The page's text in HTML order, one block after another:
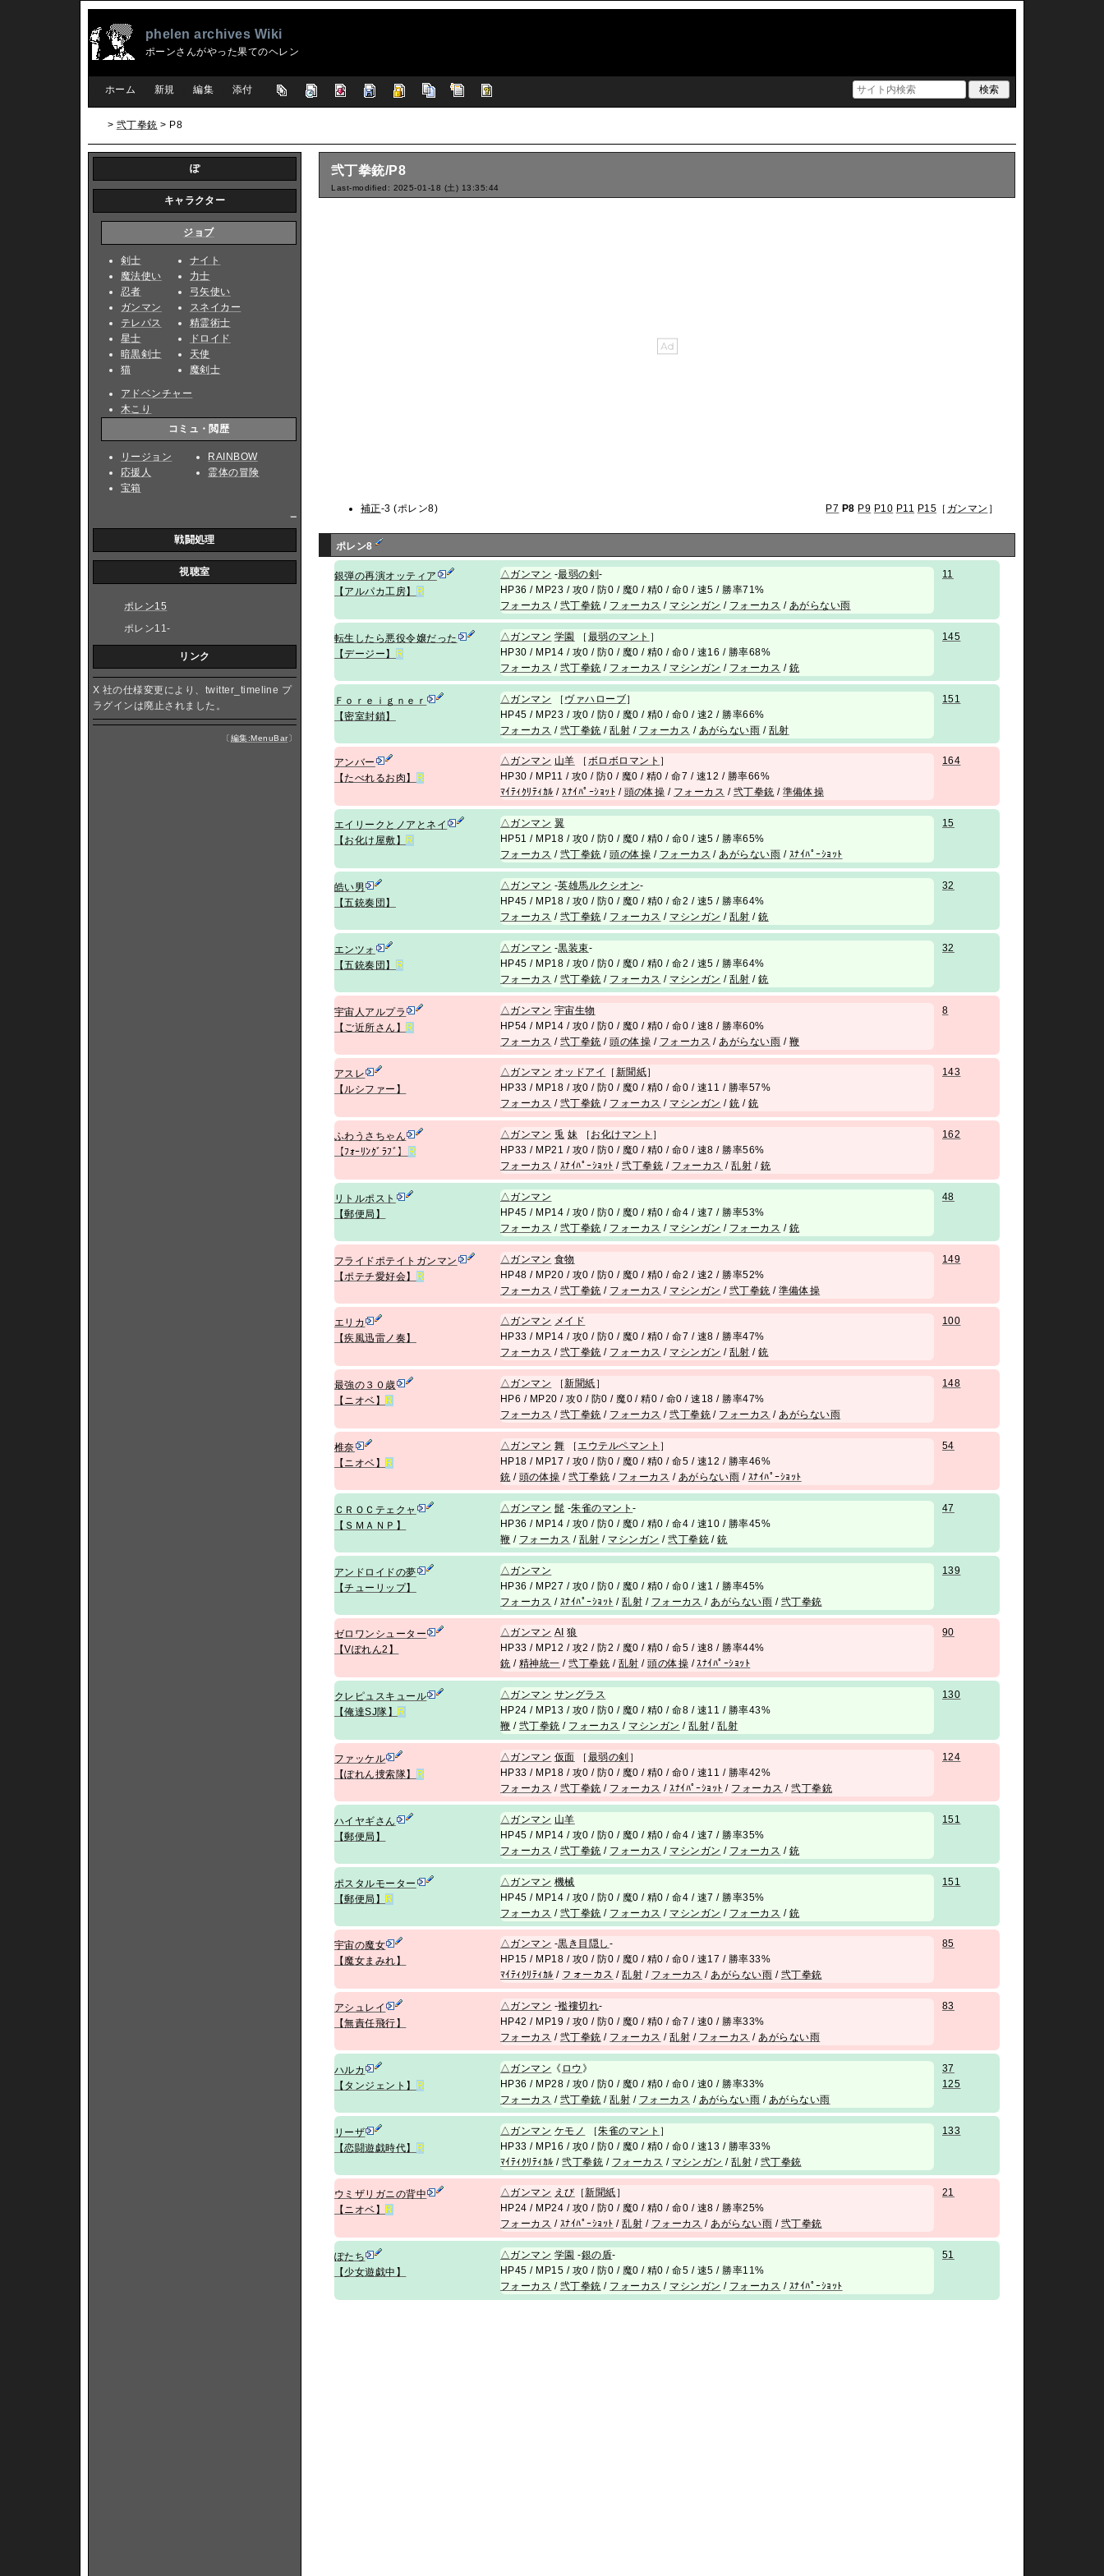
phelen archives Wiki
ポーンさんがやった果てのヘレン
ホーム 新規 編集 添付
> 弐丁拳銃 > P8
弐丁拳銃/P8
Last-modified: 2025-01-18 (土) 13:35:44
補正-3 (ポレン8) P7 P8 P9 P10 P11 P15 ［ ガンマン ］
ポレン8
銀弾の再演オッティア
【アルパカ工房】
R
△ガンマン -最弱の剣-
HP36 / MP23 / 攻0 / 防0 / 魔0 / 精0 / 命0 / 速5 / 勝率71%
フォーカス / 弐丁拳銃 / フォーカス / マシンガン / フォーカス / あがらない雨
11
転生したら悪役令嬢だった
【デージー】 R
△ガンマン 学園 ［ 最弱のマント ］
HP30 / MP14 / 攻0 / 防0 / 魔0 / 精0 / 命0 / 速16 / 勝率68%
フォーカス / 弐丁拳銃 / フォーカス / マシンガン / フォーカス / 銃
145
Ｆｏｒｅｉｇｎｅｒ
【密室封鎖】
△ ガンマン ［ ヴァハローブ］
HP45 / MP23 / 攻0 / 防0 / 魔0 / 精0 / 命0 / 速2 / 勝率66%
フォーカス / 弐丁拳銃 /乱射 / フォーカス / あがらない雨 / 乱射
151
アンバー
【たべれるお肉】
R
△ガンマン 山羊 ［ ボロボロマント ］
HP30 / MP11 / 攻0 / 防0 / 魔0 / 精0 / 命7 / 速12 / 勝率66%
ﾏｲﾃｨｸﾘﾃｨｶﾙ /ｽﾅｲﾊﾟｰｼｮｯﾄ / 頭の体操 / フォーカス / 弐丁拳銃 /準備体操
164
エイリークとノアとネイ
【お化け屋敷】
R
△ガンマン 翼
HP51 / MP18 / 攻0 / 防0 / 魔0 / 精0 / 命0 / 速5 / 勝率65%
フォーカス / 弐丁拳銃 /頭の体操 / フォーカス /あがらない雨 / ｽﾅｲﾊﾟｰｼｮｯﾄ
15
皓い男
【五銃奏団】
△ガンマン -英雄馬ルクシオン-
HP45 / MP18 / 攻0 / 防0 / 魔0 / 精0 / 命2 / 速5 / 勝率64%
フォーカス / 弐丁拳銃 / フォーカス / マシンガン / 乱射 /銃
32
エンツォ
【五銃奏団】 R
△ ガンマン -黒装束-
HP45 / MP18 / 攻0 / 防0 / 魔0 / 精0 / 命2 / 速5 / 勝率64%
フォーカス / 弐丁拳銃 / フォーカス / マシンガン / 乱射 /銃
32
宇宙人アルプラ
【ご近所さん】 R
△ ガンマン 宇宙生物
HP54 / MP14 / 攻0 / 防0 / 魔0 / 精0 / 命0 / 速8 / 勝率60%
フォーカス / 弐丁拳銃 /頭の体操 / フォーカス / あがらない雨 / 鞭
8
アスレ
【ルシファー】
△ガンマン オッドアイ ［ 新聞紙］
HP33 / MP18 / 攻0 / 防0 / 魔0 / 精0 / 命0 / 速11 / 勝率57%
フォーカス / 弐丁拳銃 / フォーカス / マシンガン / 銃 / 銃
143
ふわうさちゃん
【ﾌｫｰﾘﾝｸﾞﾗﾌﾞ】
R
△ガンマン 兎 妹 ［ お化けマント ］
HP33 / MP21 / 攻0 / 防0 / 魔0 / 精0 / 命0 / 速8 / 勝率56%
フォーカス / ｽﾅｲﾊﾟｰｼｮｯﾄ /弐丁拳銃 / フォーカス /乱射 / 銃
162
リトルポスト
【郵便局】
△ガンマン
HP45 / MP14 / 攻0 / 防0 / 魔0 / 精0 / 命4 / 速7 / 勝率53%
フォーカス / 弐丁拳銃 / フォーカス / マシンガン / フォーカス / 銃
48
フライドポテイトガンマン
【ポテチ愛好会】 R
△ ガンマン 食物
HP48 / MP20 / 攻0 / 防0 / 魔0 / 精0 / 命2 / 速2 / 勝率52%
フォーカス / 弐丁拳銃 / フォーカス / マシンガン / 弐丁拳銃 /準備体操
149
エリカ
【疾風迅雷ノ奏】
△ガンマン メイド
HP33 / MP14 / 攻0 / 防0 / 魔0 / 精0 / 命7 / 速8 / 勝率47%
フォーカス / 弐丁拳銃 / フォーカス / マシンガン / 乱射 /銃
100
最強の３０歳
【ニオベ】
R
△ガンマン ［新聞紙 ］
HP6 / MP20 / 攻0 / 防0 / 魔0 / 精0 / 命0 / 速18 / 勝率47%
フォーカス / 弐丁拳銃 / フォーカス /弐丁拳銃 / フォーカス /あがらない雨
148
椎奈
【ニオベ】
R
△ガンマン 舞 ［エウテルペマント ］
HP18 / MP17 / 攻0 / 防0 / 魔0 / 精0 / 命5 / 速12 / 勝率46%
銃 / 頭の体操 /弐丁拳銃 / フォーカス / あがらない雨 / ｽﾅｲﾊﾟｰｼｮｯﾄ
54
ＣＲＯＣテェクャ
【ＳＭＡＮＰ】
△ガンマン 髭 -朱雀のマント-
HP36 / MP14 / 攻0 / 防0 / 魔0 / 精0 / 命4 / 速10 / 勝率45%
鞭 / フォーカス / 乱射 / マシンガン /弐丁拳銃 /銃
47
アンドロイドの夢
【チューリップ】
△ ガンマン
HP36 / MP27 / 攻0 / 防0 / 魔0 / 精0 / 命0 / 速1 / 勝率45%
フォーカス / ｽﾅｲﾊﾟｰｼｮｯﾄ /乱射 / フォーカス / あがらない雨 / 弐丁拳銃
139
ゼロワンシューター
【Vぽれん2】
△ガンマン AI 狼
HP33 / MP12 / 攻2 / 防2 / 魔0 / 精0 / 命5 / 速8 / 勝率44%
銃 / 精神統一 /弐丁拳銃 / 乱射 /頭の体操 /ｽﾅｲﾊﾟｰｼｮｯﾄ
90
クレピュスキュール
【俺達SJ隊】
R
△ガンマン サングラス
HP24 / MP13 / 攻0 / 防0 / 魔0 / 精0 / 命8 / 速11 / 勝率43%
鞭 / 弐丁拳銃 / フォーカス / マシンガン /乱射 /乱射
130
ファッケル
【ぽれん捜索隊】
R
△ガンマン 仮面 ［ 最弱の剣 ］
HP33 / MP18 / 攻0 / 防0 / 魔0 / 精0 / 命0 / 速11 / 勝率42%
フォーカス / 弐丁拳銃 / フォーカス /ｽﾅｲﾊﾟｰｼｮｯﾄ / フォーカス /弐丁拳銃
124
ハイヤギさん
【郵便局】
△ ガンマン 山羊
HP45 / MP14 / 攻0 / 防0 / 魔0 / 精0 / 命4 / 速7 / 勝率35%
フォーカス / 弐丁拳銃 / フォーカス / マシンガン / フォーカス / 銃
151
ポスタルモーター
【郵便局】 R
△ ガンマン 機械
HP45 / MP14 / 攻0 / 防0 / 魔0 / 精0 / 命4 / 速7 / 勝率35%
フォーカス / 弐丁拳銃 / フォーカス / マシンガン / フォーカス / 銃
151
宇宙の魔女
【魔女まみれ】
△ガンマン -黒き目隠し -
HP15 / MP18 / 攻0 / 防0 / 魔0 / 精0 / 命0 / 速17 / 勝率33%
ﾏｲﾃｨｸﾘﾃｨｶﾙ / フォーカス /乱射 / フォーカス /あがらない雨 / 弐丁拳銃
85
アシュレイ
【無責任飛行】
△ガンマン -襤褸切れ-
HP42 / MP19 / 攻0 / 防0 / 魔0 / 精0 / 命7 / 速0 / 勝率33%
フォーカス / 弐丁拳銃 / フォーカス /乱射 / フォーカス /あがらない雨
83
ハルカ
【タンジェント】 R
△ガンマン 《 ロウ 》
HP36 / MP28 / 攻0 / 防0 / 魔0 / 精0 / 命0 / 速0 / 勝率33%
フォーカス / 弐丁拳銃 /乱射 / フォーカス / あがらない雨 / あがらない雨
37
125
リーザ
【恋闘遊戯時代】 R
△ ガンマン ケモノ ［朱雀のマント ］
HP33 / MP16 / 攻0 / 防0 / 魔0 / 精0 / 命0 / 速13 / 勝率33%
ﾏｲﾃｨｸﾘﾃｨｶﾙ /弐丁拳銃 / フォーカス / マシンガン /乱射 / 弐丁拳銃
133
ウミザリガニの背中
【ニオベ】
R
△ガンマン えび ［新聞紙 ］
HP24 / MP24 / 攻0 / 防0 / 魔0 / 精0 / 命0 / 速8 / 勝率25%
フォーカス / ｽﾅｲﾊﾟｰｼｮｯﾄ /乱射 / フォーカス /あがらない雨 / 弐丁拳銃
21
ぽたち
【少女遊戯中】
△ガンマン 学園 -銀の盾-
HP45 / MP15 / 攻0 / 防0 / 魔0 / 精0 / 命5 / 速5 / 勝率11%
フォーカス / 弐丁拳銃 / フォーカス / マシンガン / フォーカス / ｽﾅｲﾊﾟｰｼｮｯﾄ
51
ぽ
キャラクター
ジョブ
剣士
魔法使い
忍者
ガンマン
テレパス
星士
暗黒剣士
猫
ナイト
力士
弓矢使い
スネイカー
精霊術士
ドロイド
天使
魔剣士
アドベンチャー
木こり
コミュ・閲歴
リージョン
応援人
宝箱
RAINBOW
霊体の冒険
戦闘処理
視聴室
ポレン15
ポレン11-
リンク
X 社の仕様変更により、twitter_timeline プ
ラグインは廃止されました。
〔編集:MenuBar〕